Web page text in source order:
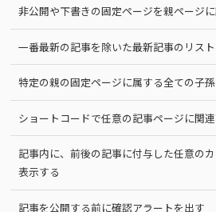
非公開や下書きの固定ページを親ページ
一番最新の記事を除いた最新記事のリス
特定の親の固定ページに属する全ての子
ショートコードで任意の記事ページに関
記事内に、前後の記事に付与した任意の
表示する
記事を公開する前に確認アラートを出す